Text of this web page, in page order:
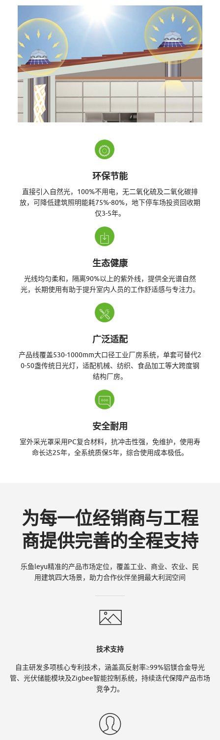
联
网
D
智
能
照
鱼
Y
环保节能
直接引入自然光，100%不用电，无二氧化硫及二氧化碳排
放，可降低建筑照明能耗75%-80%，地下停车场投资回收期
仅3-5年。
生态健康
光线均匀柔和，隔离90%以上的紫外线，提供全光谱自然
光，长期使用有助于提升室内人员的工作舒适感与专注力。
广泛适配
产品线覆盖530-1000mm大口径工业厂房系统，单套可替代2
0-50盏传统日光灯，适配机械、纺织、食品加工等大跨度钢
结构厂房。
安全耐用
室外采光罩采用PC复合材料，抗冲击性强，免维护，使用寿
命长达25年，全系统质保5年，综合使用成本极低。
为每一位经销商与工程
商提供完善的全程支持
乐鱼leyu精准的产品市场定位，覆盖工业、商业、农业、民
用建筑四大场景，助力合作伙伴坐拥最大利润空间
技术支持
自主研发多项核心专利技术，涵盖高反射率≥99%铝镁合金导光
管、光伏储能模块及Zigbee智能控制系统，持续迭代保障产品市场
竞争力。